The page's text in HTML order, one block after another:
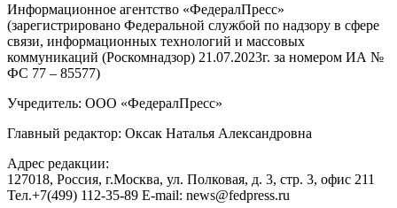
Информационное агентство «ФедералПресс»
(зарегистрировано Федеральной службой по надзору в сфере
связи, информационных технологий и массовых
коммуникаций (Роскомнадзор) 21.07.2023г. за номером ИА №
ФС 77 – 85577)
Учредитель: ООО «ФедералПресс»
Главный редактор: Оксак Наталья Александровна
Адрес редакции:
127018, Россия, г.Москва, ул. Полковая, д. 3, стр. 3, офис 211
Тел.+7(499) 112-35-89 E-mail: news@fedpress.ru